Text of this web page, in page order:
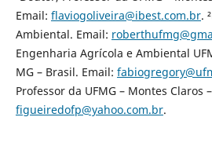
Email: flaviogoliveira@ibest.com.br.
Ambiental. Email:
Engenharia Agrícola e Ambiental
MG – Brasil. Email:
Professor da UFMG – Montes Claros
figueiredofp@yahoo.com.br.